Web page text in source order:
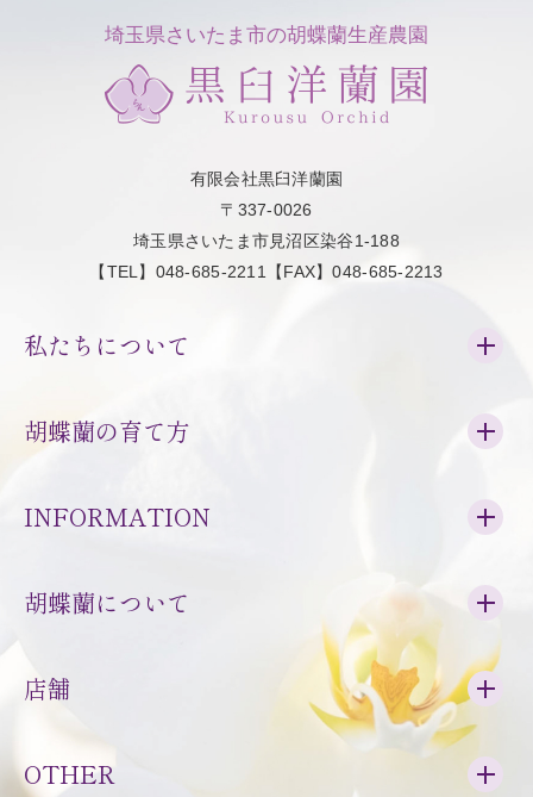
埼玉県さいたま市の胡蝶蘭生産農園
有限会社黒臼洋蘭園
〒337-0026
埼玉県さいたま市見沼区染谷1-188
【TEL】048-685-2211【FAX】048-685-2213
私たちについて
胡蝶蘭の育て方
INFORMATION
胡蝶蘭について
店舗
OTHER